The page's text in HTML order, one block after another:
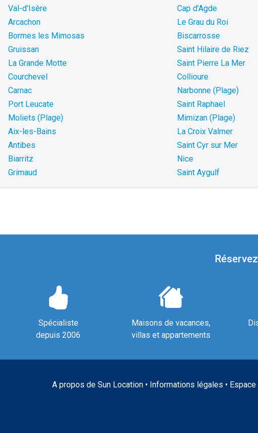
Val-d'Isère
Cap d'Agde
Arcachon
Le Grau du Roi
Bormes les Mimosas
Biscarrosse
Gruissan
Saint Hilaire de Riez
La Grande Motte
Saint Pierre La Mer
Courchevel
Collioure
Carnac
Narbonne (Plage)
Port Leucate
Saint Raphael
Moliets (Plage)
Mimizan (Plage)
Aix-les-Bains
La Croix Valmer
Antibes
Saint Cyr sur Mer
Biarritz
Nice
Grimaud
Saint Aygulf
Spécialiste
depuis 2006
Maisons de vacances,
villas et appartements
A propos de Sun Location• Informations légales •